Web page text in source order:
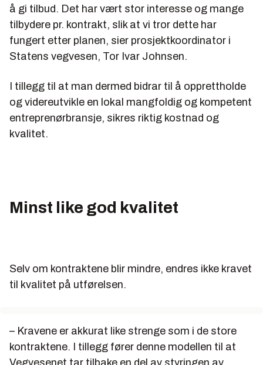
å gi tilbud. Det har vært stor interesse og mange
tilbydere pr. kontrakt, slik at vi tror dette har
fungert etter planen, sier prosjektkoordinator i
Statens vegvesen, Tor Ivar Johnsen.
I tillegg til at man dermed bidrar til å opprettholde
og videreutvikle en lokal mangfoldig og kompetent
entreprenørbransje, sikres riktig kostnad og
kvalitet.
Minst like god kvalitet
Selv om kontraktene blir mindre, endres ikke kravet
til kvalitet på utførelsen.
– Kravene er akkurat like strenge som i de store
kontraktene. I tillegg fører denne modellen til at